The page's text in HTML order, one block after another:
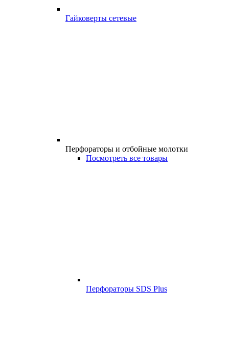
Гайковерты сетевые
Перфораторы и отбойные молотки
Посмотреть все товары
Перфораторы SDS Plus